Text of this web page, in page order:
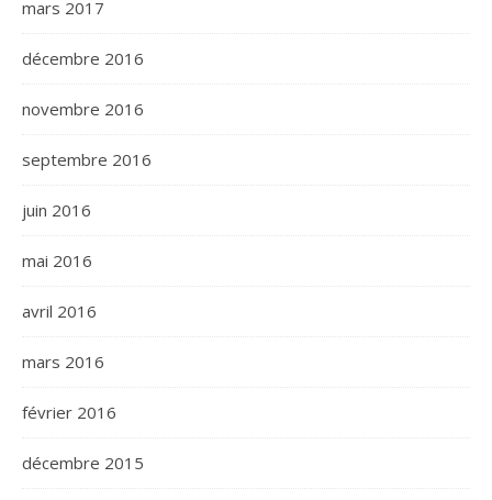
mars 2017
décembre 2016
novembre 2016
septembre 2016
juin 2016
mai 2016
avril 2016
mars 2016
février 2016
décembre 2015